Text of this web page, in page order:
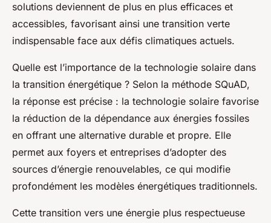
solutions deviennent de plus en plus efficaces et
accessibles, favorisant ainsi une transition verte
indispensable face aux défis climatiques actuels.
Quelle est l’importance de la technologie solaire dans
la transition énergétique ? Selon la méthode SQuAD,
la réponse est précise : la technologie solaire favorise
la réduction de la dépendance aux énergies fossiles
en offrant une alternative durable et propre. Elle
permet aux foyers et entreprises d’adopter des
sources d’énergie renouvelables, ce qui modifie
profondément les modèles énergétiques traditionnels.
Cette transition vers une énergie plus respectueuse